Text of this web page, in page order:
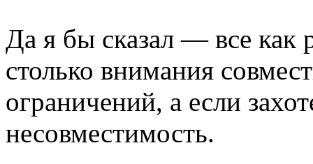
Да я бы сказал — все как
столько внимания
ограничений, а если
несовместимость.